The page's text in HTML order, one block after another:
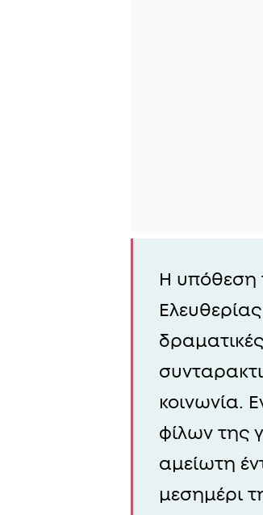
Η υπόθεση
κοινωνία.
φίλων της
αμείωτη
μεσημέρι